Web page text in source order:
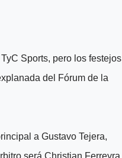
Sports, pero los festejos
del Fórum de la
a Gustavo Tejera,
será Christian Ferreyra